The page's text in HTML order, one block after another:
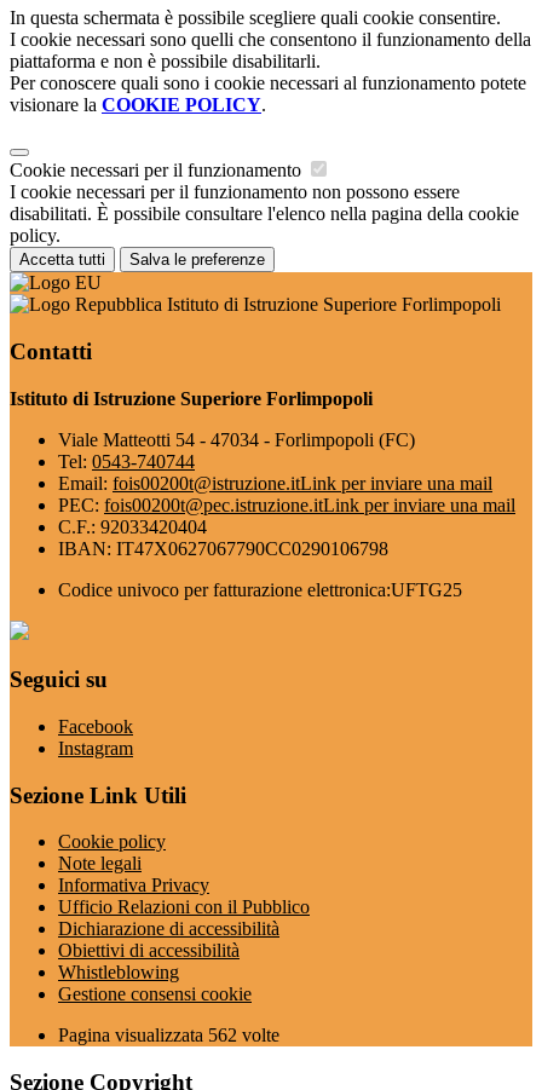
In questa schermata è possibile scegliere quali cookie consentire.
I cookie necessari sono quelli che consentono il funzionamento della
piattaforma e non è possibile disabilitarli.
Per conoscere quali sono i cookie necessari al funzionamento potete
visionare la COOKIE POLICY.
Cookie necessari per il funzionamento
I cookie necessari per il funzionamento non possono essere
disabilitati. È possibile consultare l'elenco nella pagina della cookie
policy.
Accetta tutti Salva le preferenze
Istituto di Istruzione Superiore Forlimpopoli
Contatti
Istituto di Istruzione Superiore Forlimpopoli
Viale Matteotti 54 - 47034 - Forlimpopoli (FC)
Tel: 0543-740744
Email: fois00200t@istruzione.itLink per inviare una mail
PEC: fois00200t@pec.istruzione.itLink per inviare una mail
C.F.: 92033420404
IBAN: IT47X0627067790CC0290106798
Codice univoco per fatturazione elettronica:UFTG25
Seguici su
Facebook
Instagram
Sezione Link Utili
Cookie policy
Note legali
Informativa Privacy
Ufficio Relazioni con il Pubblico
Dichiarazione di accessibilità
Obiettivi di accessibilità
Whistleblowing
Gestione consensi cookie
Pagina visualizzata 562 volte
Sezione Copyright